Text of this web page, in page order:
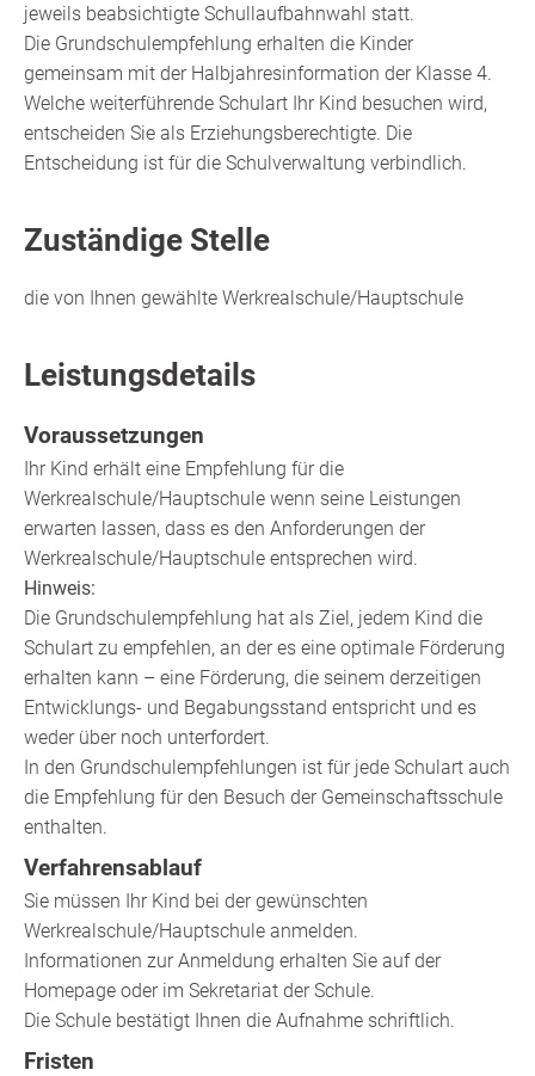
jeweils beabsichtigte Schullaufbahnwahl statt.
Die Grundschulempfehlung erhalten die Kinder
gemeinsam mit der Halbjahresinformation der Klasse 4.
Welche weiterführende Schulart Ihr Kind besuchen wird,
entscheiden Sie als Erziehungsberechtigte. Die
Entscheidung ist für die Schulverwaltung verbindlich.
Zuständige Stelle
die von Ihnen gewählte Werkrealschule/Hauptschule
Leistungsdetails
Voraussetzungen
Ihr Kind erhält eine Empfehlung für die
Werkrealschule/Hauptschule wenn seine Leistungen
erwarten lassen, dass es den Anforderungen der
Werkrealschule/Hauptschule entsprechen wird.
Hinweis:
Die Grundschulempfehlung hat als Ziel, jedem Kind die
Schulart zu empfehlen, an der es eine optimale Förderung
erhalten kann – eine Förderung, die seinem derzeitigen
Entwicklungs- und Begabungsstand entspricht und es
weder über noch unterfordert.
In den Grundschulempfehlungen ist für jede Schulart auch
die Empfehlung für den Besuch der Gemeinschaftsschule
enthalten.
Verfahrensablauf
Sie müssen Ihr Kind bei der gewünschten
Werkrealschule/Hauptschule anmelden.
Informationen zur Anmeldung erhalten Sie auf der
Homepage oder im Sekretariat der Schule.
Die Schule bestätigt Ihnen die Aufnahme schriftlich.
Fristen